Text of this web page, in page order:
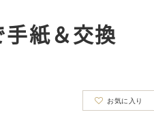
紙＆交換
お気に入り